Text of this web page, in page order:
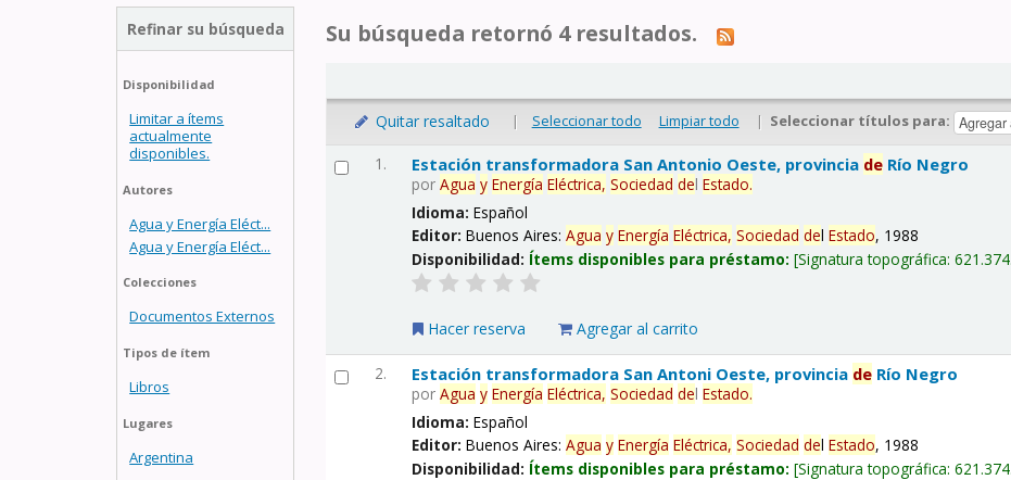
Refinar su búsqueda
Disponibilidad
Limitar a ítems
actualmente
disponibles.
Autores
Agua y Energía Eléct...
Agua y Energía Eléct...
Colecciones
Documentos Externos
Tipos de ítem
Libros
Lugares
Argentina
Su búsqueda retornó 4 resultados.
Quitar resaltado | Seleccionar todo Limpiar todo | Seleccionar títulos para:
1. Estación transformadora San Antonio Oeste, provincia de Río Negro
porAgua y Energía Eléctrica, Sociedad delEstado.
Idioma:Español
Editor:Buenos Aires:Agua y Energía Eléctrica, Sociedad delEstado, 1988
Disponibilidad: Ítems disponibles para préstamo: Signatura topográfica:
Hacer reserva Agregar al carrito
2. Estación transformadora San Antoni Oeste, provincia de Río Negro
porAgua y Energía Eléctrica, Sociedad delEstado.
Idioma:Español
Editor:Buenos Aires:Agua y Energía Eléctrica, Sociedad delEstado, 1988
Disponibilidad: Ítems disponibles para préstamo: Signatura topográfica: